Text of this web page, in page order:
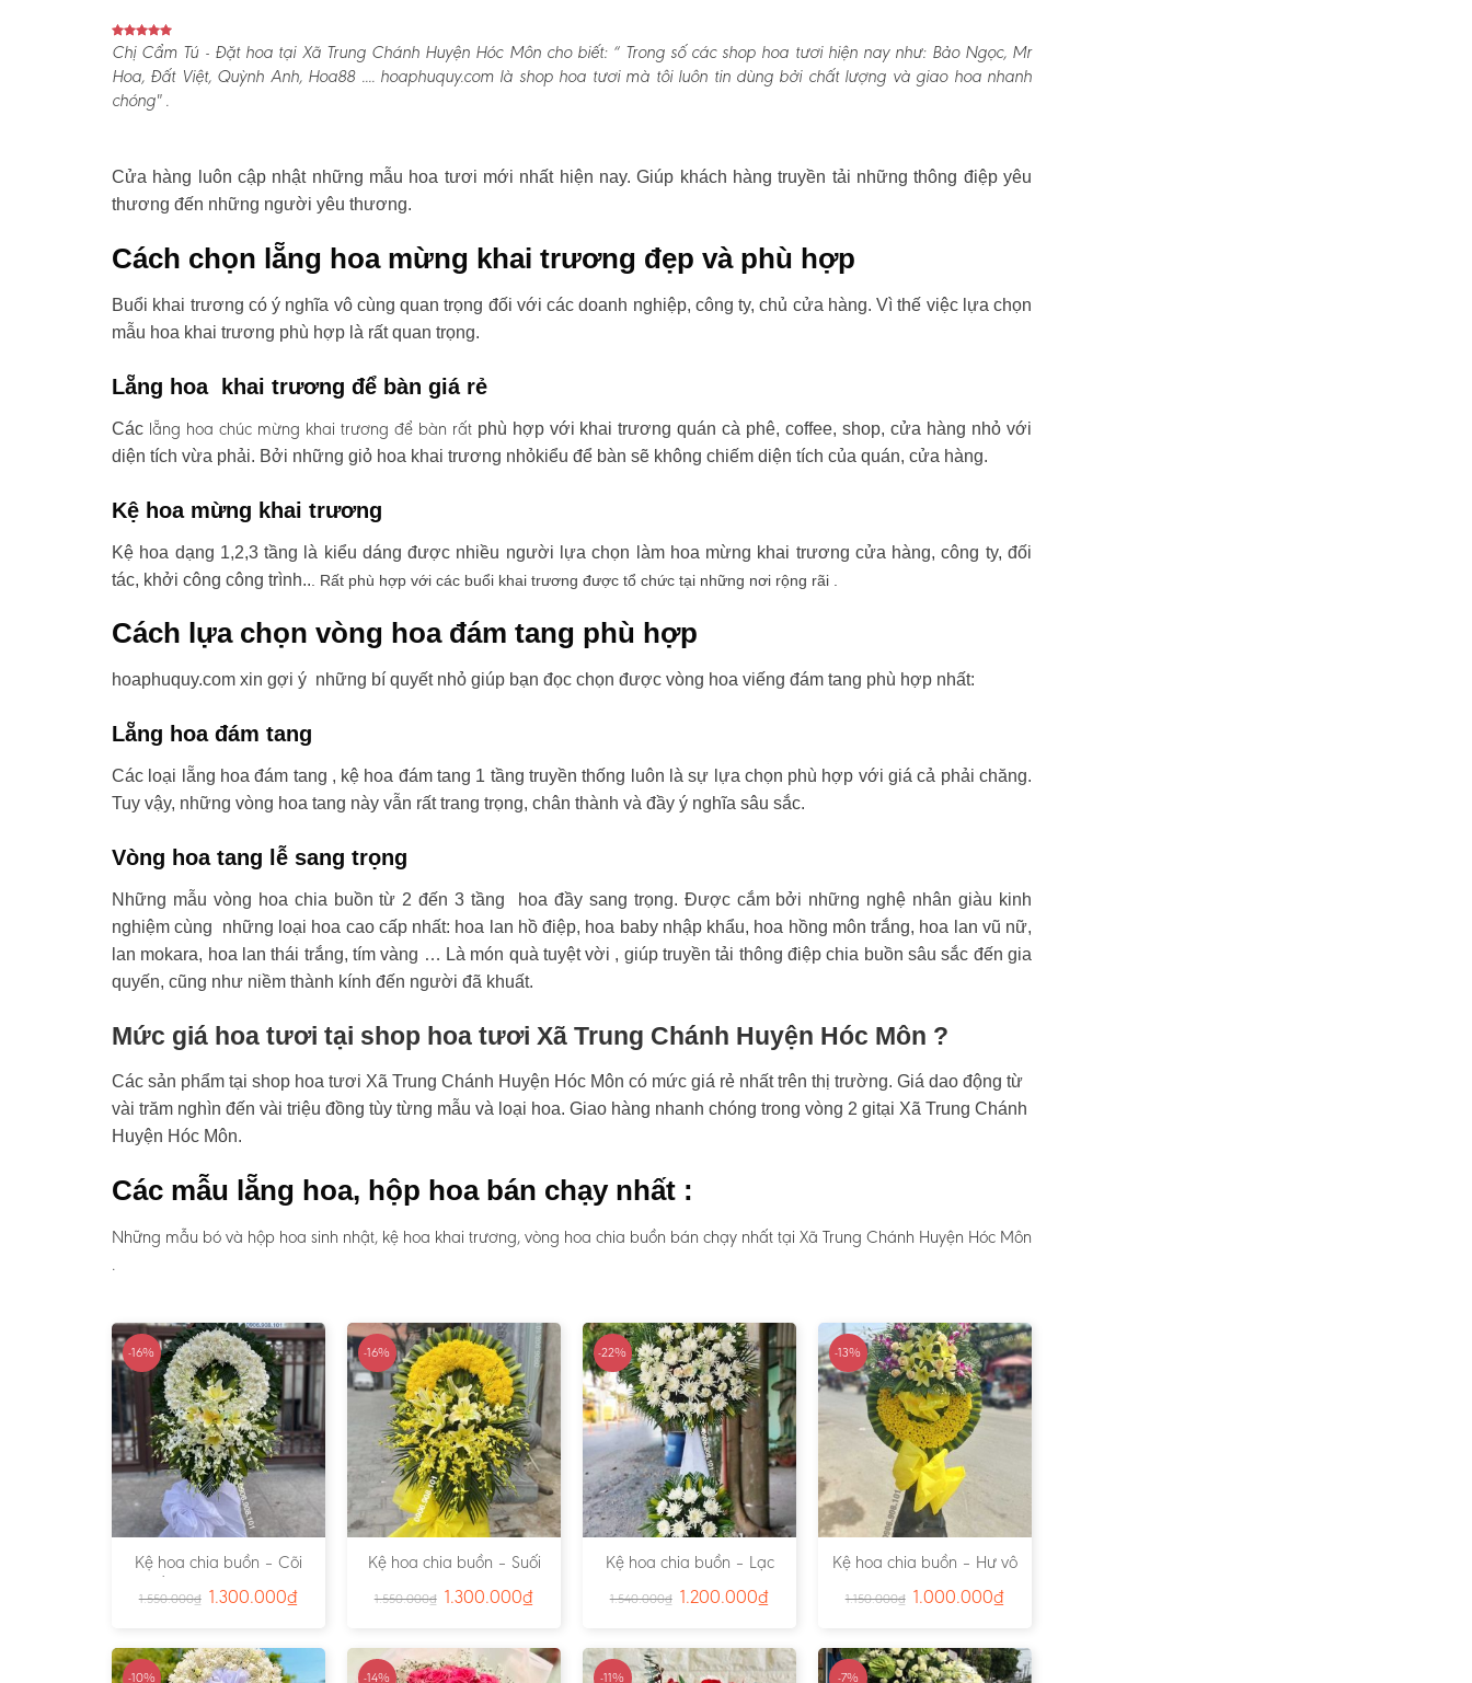
Chị Cẩm Tú - Đặt hoa tại Xã Trung Chánh Huyện Hóc Môn cho biết:“ Trong số các shop hoa tươi hiện nay như: Bảo Ngọc, Mr
Hoa, Đất Việt, Quỳnh Anh, Hoa88 .... hoaphuquy.com là shop hoa tươi mà tôi luôn tin dùng bởi chất lượng và giao hoa nhanh
chóng" .
Cửa hàng luôn cập nhật những mẫu hoa tươi mới nhất hiện nay. Giúp khách hàng truyền tải những thông điệp yêu
thương đến những người yêu thương.
Cách chọn lẵng hoa mừng khai trương đẹp và phù hợp
Buổi khai trương có ý nghĩa vô cùng quan trọng đối với các doanh nghiệp, công ty, chủ cửa hàng. Vì thế việc lựa chọn
mẫu hoa khai trương phù hợp là rất quan trọng.
Lẵng hoa khai trương để bàn giá rẻ
Các lẵng hoa chúc mừng khai trương để bàn rấtphù hợp với khai trương quán cà phê, coffee, shop, cửa hàng nhỏ với
diện tích vừa phải. Bởi những giỏ hoa khai trương nhỏkiểu để bàn sẽ không chiếm diện tích của quán, cửa hàng.
Kệ hoa mừng khai trương
Kệ hoa dạng 1,2,3 tầng là kiểu dáng được nhiều người lựa chọn làm hoa mừng khai trương cửa hàng, công ty, đối
tác, khởi công công trình.. . Rất phù hợp với các buổi khai trương được tổ chức tại những nơi rộng rãi .
Cách lựa chọn vòng hoa đám tang phù hợp
hoaphuquy.com xin gợi ý những bí quyết nhỏ giúp bạn đọc chọn được vòng hoa viếng đám tang phù hợp nhất:
Lẵng hoa đám tang
Các loại lẵng hoa đám tang , kệ hoa đám tang 1 tầng truyền thống luôn là sự lựa chọn phù hợp với giá cả phải chăng.
Tuy vậy, những vòng hoa tang này vẫn rất trang trọng, chân thành và đầy ý nghĩa sâu sắc.
Vòng hoa tang lễ sang trọng
Những mẫu vòng hoa chia buồn từ 2 đến 3 tầng hoa đầy sang trọng. Được cắm bởi những nghệ nhân giàu kinh
nghiệm cùng những loại hoa cao cấp nhất: hoa lan hồ điệp, hoa baby nhập khẩu, hoa hồng môn trắng, hoa lan vũ nữ,
lan mokara, hoa lan thái trắng, tím vàng … Là món quà tuyệt vời , giúp truyền tải thông điệp chia buồn sâu sắc đến gia
quyến, cũng như niềm thành kính đến người đã khuất.
Mức giá hoa tươi tại shop hoa tươi Xã Trung Chánh Huyện Hóc Môn ?
Các sản phẩm tại shop hoa tươi Xã Trung Chánh Huyện Hóc Môn có mức giá rẻ nhất trên thị trường. Giá dao động từ
vài trăm nghìn đến vài triệu đồng tùy từng mẫu và loại hoa. Giao hàng nhanh chóng trong vòng 2 gitại Xã Trung Chánh
Huyện Hóc Môn.
Các mẫu lẵng hoa, hộp hoa bán chạy nhất :
Những mẫu bó và hộp hoa sinh nhật, kệ hoa khai trương, vòng hoa chia buồn bán chạy nhất tại Xã Trung Chánh Huyện Hóc Môn
.
-16%
Kệ hoa chia buồn – Cõi
Trần Gian – Ms:4724
1.550.000₫ 1.300.000₫
-16%
Kệ hoa chia buồn – Suối
1.550.000₫ 1.300.000₫
-22%
Kệ hoa chia buồn – Lạc
1.540.000₫ 1.200.000₫
-13%
Kệ hoa chia buồn – Hư vô
1.150.000₫ 1.000.000₫
-10% -14% -11% -7%